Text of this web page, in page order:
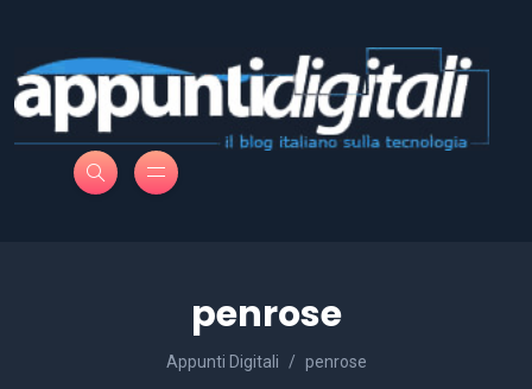
penrose
Appunti Digitali penrose